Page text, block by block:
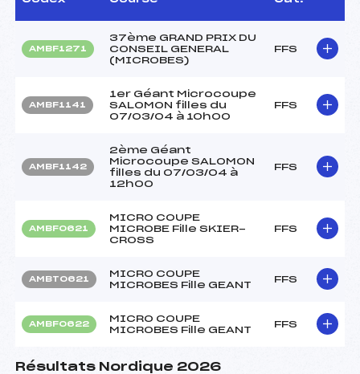
AMBF1271
37ème GRAND PRIX DU
CONSEIL GENERAL
(MICROBES)
FFS
AMBF1141
1er Géant Microcoupe
SALOMON filles du
07/03/04 à 10h00
FFS
AMBF1142
2ème Géant
Microcoupe SALOMON
filles du 07/03/04 à
12h00
FFS
AMBF0621
MICRO COUPE
MICROBE Fille SKIER-
CROSS
FFS
AMBT0621
MICRO COUPE
MICROBES Fille GEANT
FFS
AMBF0622
MICRO COUPE
MICROBES Fille GEANT
FFS
Résultats Nordique 2026